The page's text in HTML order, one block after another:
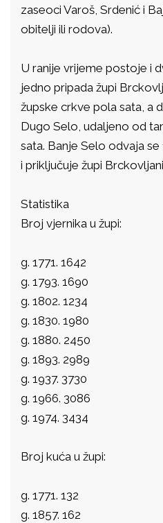
zaseoci Varoš, Srdenić i
obitelji ili rodova).
U ranije vrijeme postoje i
jedno pripada župi
župske crkve pola sata, a
Dugo Selo, udaljeno od
sata. Banje Selo odvaja
i priključuje župi
Statistika
Broj vjernika u župi:
g. 1771. 1642
g. 1793. 1690
g. 1802. 1234
g. 1830. 1980
g. 1880. 2450
g. 1893. 2989
g. 1937. 3730
g. 1966. 3086
g. 1974. 3434
Broj kuća u župi:
g. 1771. 132
g. 1857. 162